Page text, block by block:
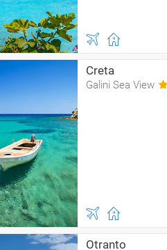
Creta
Galini Sea View
Otranto